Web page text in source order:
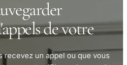
de votre
recevez un appel ou que vous